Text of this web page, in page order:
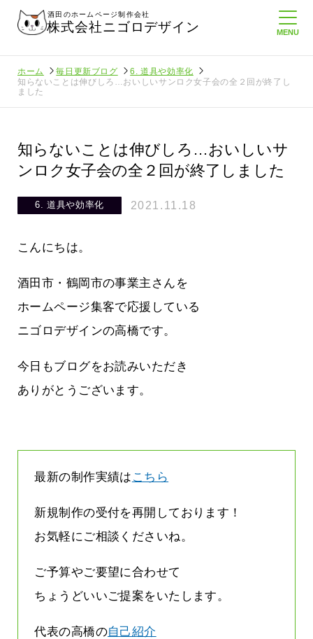
酒田のホームページ制作会社
株式会社ニゴロデザイン
ホーム 毎日更新ブログ
6. 道具や効率化
知らないことは伸びしろ…おいしいサンロク女子会の全２回が終了し
ました
知らないことは伸びしろ…おいしいサ
ンロク女子会の全２回が終了しました
6. 道具や効率化 2021.11.18
こんにちは。
酒田市・鶴岡市の事業主さんを
ホームページ集客で応援している
ニゴロデザインの高橋です。
今日もブログをお読みいただき
ありがとうございます。
最新の制作実績は こちら
新規制作の受付を再開しております！
お気軽にご相談くださいね。
ご予算やご要望に合わせて
ちょうどいいご提案をいたします。
代表の高橋の自己紹介
り利
酒田商工会議所さんへニゴロ通信を持
って行くときって8～9割方雨なんです
よね
2026.07.28